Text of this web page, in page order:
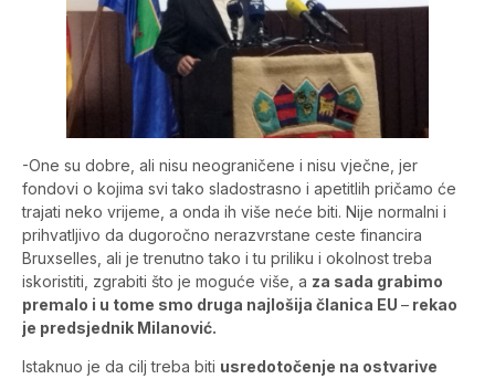
-One su dobre, ali nisu neograničene i nisu vječne, jer
fondovi o kojima svi tako sladostrasno i apetitlih pričamo će
trajati neko vrijeme, a onda ih više neće biti. Nije normalni i
prihvatljivo da dugoročno nerazvrstane ceste financira
Bruxselles, ali je trenutno tako i tu priliku i okolnost treba
iskoristiti, zgrabiti što je moguće više, a za sada grabimo
premalo i u tome smo druga najlošija članica EU – rekao
je predsjednik Milanović.
Istaknuo je da cilj treba biti usredotočenje na ostvarive